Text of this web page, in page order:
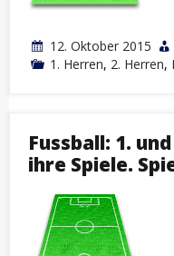
12. Oktober 2015
1. Herren, 2. Herren,
Fussball: 1.
ihre Spiele.